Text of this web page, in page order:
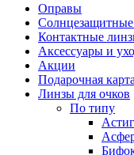
Оправы
Контактные
Аксессуары и
Акции
Подарочная карта
Линзы для очков
По типу